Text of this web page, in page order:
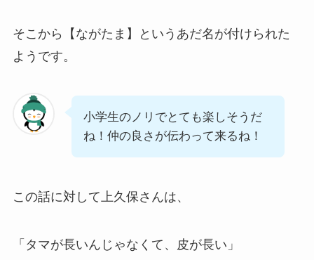
そこから【ながたま】というあだ名が付けられた
ようです。
小学生のノリでとても楽しそうだ
ね！仲の良さが伝わって来るね！
この話に対して上久保さんは、
「タマが長いんじゃなくて、皮が長い」